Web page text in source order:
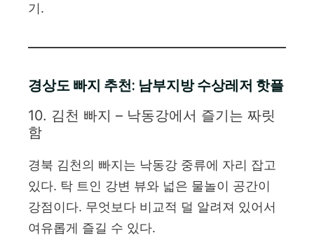
기.
경상도 빠지 추천: 남부지방 수상레저 핫플
10. 김천 빠지 – 낙동강에서 즐기는 짜릿
함
경북 김천의 빠지는 낙동강 중류에 자리 잡고
있다. 탁 트인 강변 뷰와 넓은 물놀이 공간이
강점이다. 무엇보다 비교적 덜 알려져 있어서
여유롭게 즐길 수 있다.